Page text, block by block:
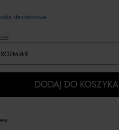
standardowa
DODAJ DO KOSZYKA